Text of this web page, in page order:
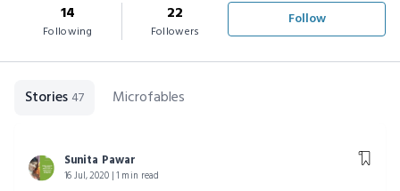
14
Following
22
Followers
Follow
Stories 47 Microfables
Sunita Pawar
16 Jul, 2020 | 1 min read